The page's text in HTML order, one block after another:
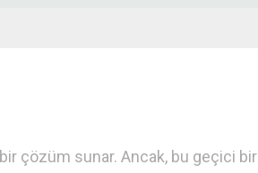
bir çözüm sunar. Ancak, bu geçici bir